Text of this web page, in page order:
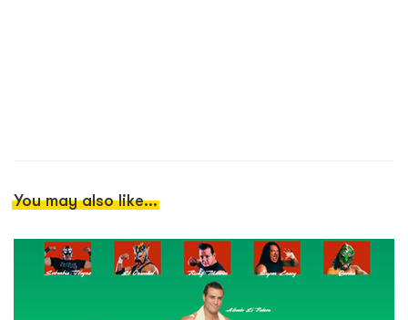
You may also like...